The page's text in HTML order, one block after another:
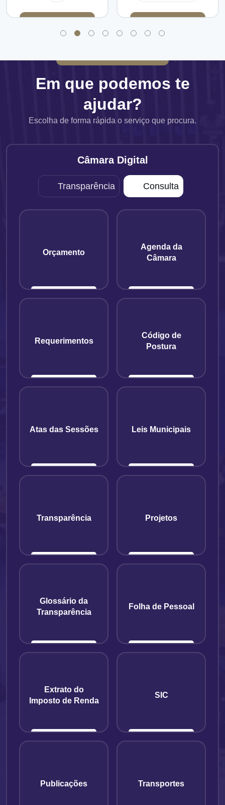
Em que podemos te
ajudar?
Escolha de forma rápida o serviço que procura.
Câmara Digital
Transparência Consulta
Orçamento
Agenda da
Câmara
Requerimentos
Código de
Postura
Atas das Sessões Leis Municipais
Transparência Projetos
Glossário da
Transparência
Folha de Pessoal
Extrato do
Imposto de Renda
SIC
Publicações Transportes